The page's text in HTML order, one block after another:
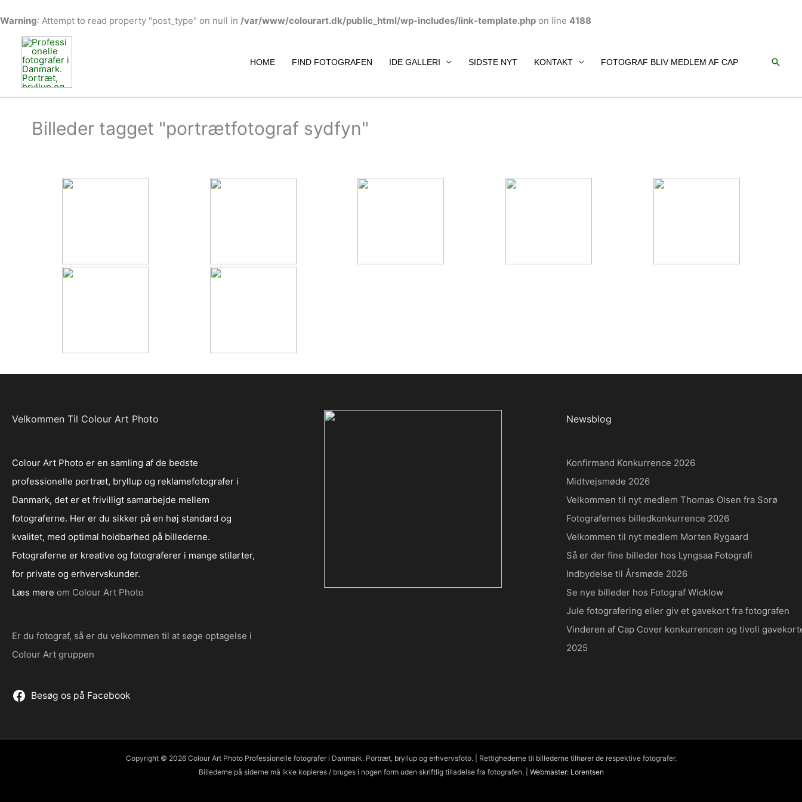
Warning: Attempt to read property "post_type" on null in /var/www/colourart.dk/public_html/wp-includes/link-template.php on line 4188
indholdet
HOME FIND FOTOGRAFEN IDE GALLERI SIDSTE NYT KONTAKT FOTOGRAF BLIV MEDLEM AF CAP Søg
Billeder tagget "portrætfotograf sydfyn"
Velkommen Til Colour Art Photo
Colour Art Photo er en samling af de bedste
professionelle portræt, bryllup og reklamefotografer i
Danmark, det er et frivilligt samarbejde mellem
fotograferne. Her er du sikker på en høj standard og
kvalitet, med optimal holdbarhed på billederne.
Fotograferne er kreative og fotograferer i mange stilarter,
for private og erhvervskunder.
Læs mere om Colour Art Photo
Er du fotograf, så er du velkommen til at søge optagelse i
Colour Art gruppen
Besøg os på Facebook
Newsblog
Konfirmand Konkurrence 2026
Midtvejsmøde 2026
Velkommen til nyt medlem Thomas Olsen fra Sorø
Fotografernes billedkonkurrence 2026
Velkommen til nyt medlem Morten Rygaard
Så er der fine billeder hos Lyngsaa Fotografi
Indbydelse til Årsmøde 2026
Se nye billeder hos Fotograf Wicklow
Jule fotografering eller giv et gavekort fra fotografen
Vinderen af Cap Cover konkurrencen og tivoli
2025
Copyright © 2026 Colour Art Photo Professionelle fotografer i Danmark. Portræt, bryllup og erhvervsfoto. | Rettighederne til billederne tilhører de respektive fotografer.
Billederne på siderne må ikke kopieres / bruges i nogen form uden skriftlig tilladelse fra fotografen. | Webmaster: Lorentsen